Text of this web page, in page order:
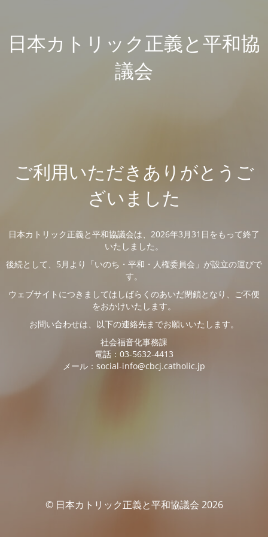
日本カトリック正義と平和協
議会
ご利用いただきありがとうご
ざいました
日本カトリック正義と平和協議会は、2026年3月31日をもって終了
いたしました。
後続として、5月より「いのち・平和・人権委員会」が設立の運びで
す。
ウェブサイトにつきましてはしばらくのあいだ閉鎖となり、ご不便
をおかけいたします。
お問い合わせは、以下の連絡先までお願いいたします。
社会福音化事務課
電話：03-5632-4413
メール：social-info@cbcj.catholic.jp
© 日本カトリック正義と平和協議会 2026